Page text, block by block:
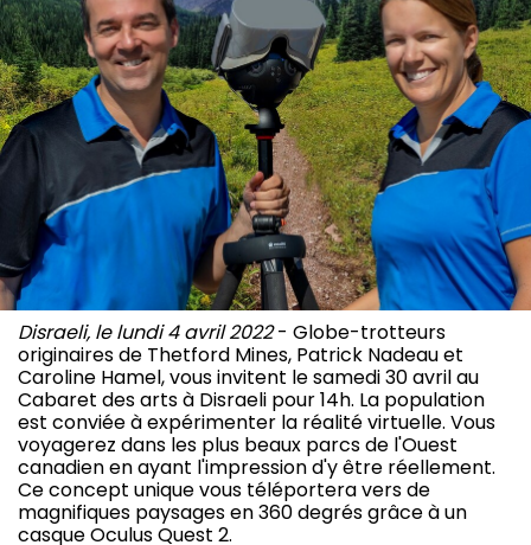
Disraeli, le lundi 4 avril 2022- Globe-trotteurs
originaires de Thetford Mines, Patrick Nadeau et
Caroline Hamel, vous invitent le samedi 30 avril au
Cabaret des arts à Disraeli pour 14h. La population
est conviée à expérimenter la réalité virtuelle. Vous
voyagerez dans les plus beaux parcs de l'Ouest
canadien en ayant l'impression d'y être réellement.
Ce concept unique vous téléportera vers de
magnifiques paysages en 360 degrés grâce à un
casque Oculus Quest 2.